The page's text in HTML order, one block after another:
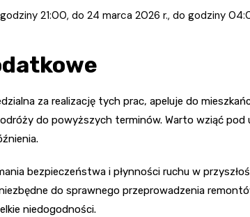
21:00, do 24 marca 2026 r., do godziny
za realizację tych prac, apeluje do
do powyższych terminów. Warto wziąć
bezpieczeństwa i płynności ruchu w
do sprawnego przeprowadzenia
niedogodności.